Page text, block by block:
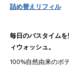
詰め替えリフィル
毎日のバスタイムを
ィウォッシュ。
100%自然由来のボ